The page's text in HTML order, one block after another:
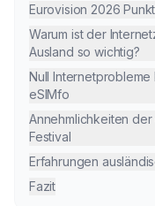
Eurovision 2026
Warum ist der
Ausland so wichtig?
Null
eSIMfo
Annehmlichkeiten
Festival
Erfahrungen
Fazit